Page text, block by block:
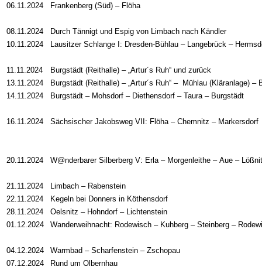
06.11.2024
Frankenberg (Süd) – Flöha
08.11.2024
Durch Tännigt und Espig von Limbach nach Kändler
10.11.2024
Lausitzer Schlange I: Dresden-Bühlau – Langebrück –
11.11.2024
Burgstädt (Reithalle) – „Artur´s Ruh“ und zurück
13.11.2024
Burgstädt (Reithalle) – „Artur´s Ruh“ – Mühlau (Kläranlage) –
14.11.2024
Burgstädt – Mohsdorf – Diethensdorf – Taura – Burgstädt
16.11.2024 Sächsischer Jakobsweg VII: Flöha –Chemnitz –Markersdorf
20.11.2024 W@nderbarer Silberberg V: Erla – Morgenleithe –Aue –
21.11.2024 Limbach –Rabenstein
22.11.2024
Kegeln bei Donners in Köthensdorf
28.11.2024
Oelsnitz –Hohndorf –Lichtenstein
01.12.2024
Wanderweihnacht: Rodewisch –Kuhberg –Steinberg –
04.12.2024 Warmbad –Scharfenstein –Zschopau
07.12.2024
Rund um Olbernhau